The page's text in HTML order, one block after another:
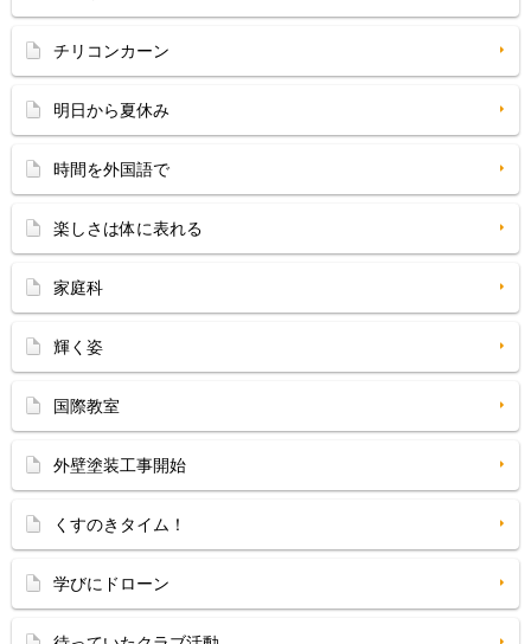
チリコンカーン
明日から夏休み
時間を外国語で
楽しさは体に表れる
家庭科
輝く姿
国際教室
外壁塗装工事開始
くすのきタイム！
学びにドローン